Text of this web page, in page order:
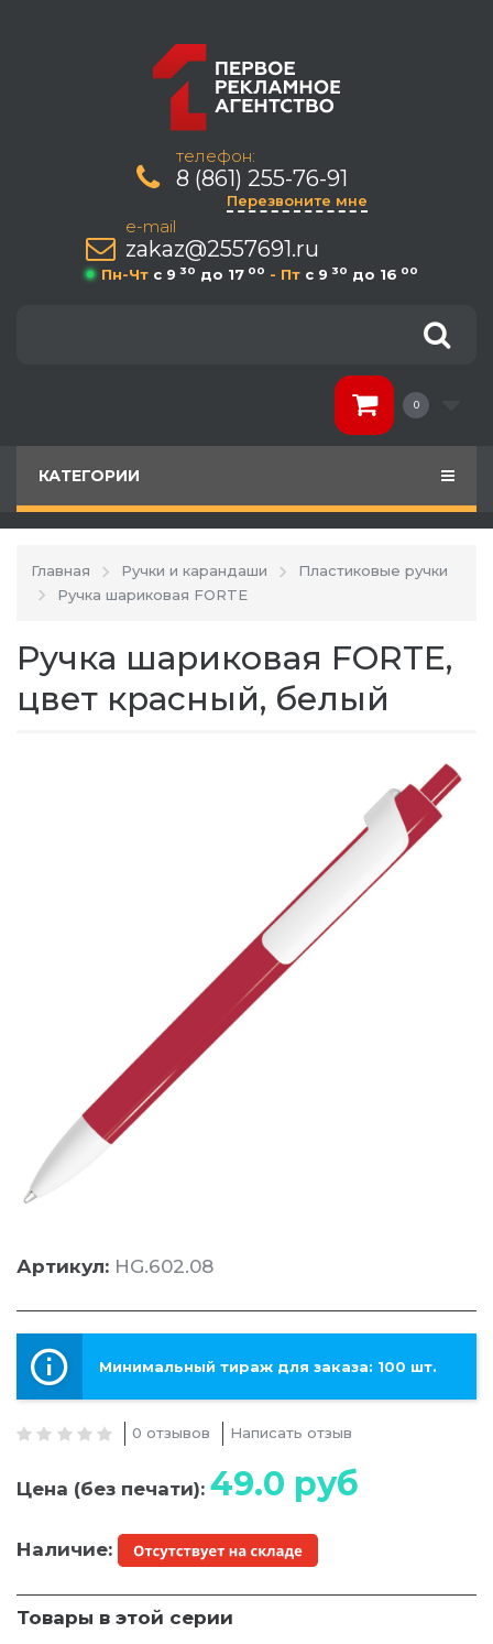
телефон:
8 (861) 255-76-91
Перезвоните мне
e-mail
zakaz@2557691.ru
Пн-Чт c 9 30 до 17 00 - Пт c 9 30 до 16 00
0
КАТЕГОРИИ
Главная Ручки и карандаши
Пластиковые ручки
Ручка шариковая FORTE
Ручка шариковая FORTE,
цвет красный, белый
Артикул: HG.602.08
Минимальный тираж для заказа: 100 шт.
0 отзывов Написать отзыв
Цена (без печати): 49.0 руб
Наличие:
Товары в этой серии